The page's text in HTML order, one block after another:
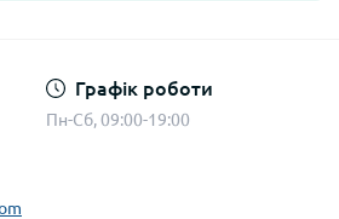
Графік роботи
Пн-Сб, 09:00-19:00